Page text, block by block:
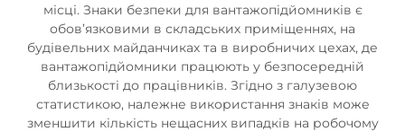
місці. Знаки безпеки для вантажопідйомників є
обов’язковими в складських приміщеннях, на
будівельних майданчиках та в виробничих цехах, де
вантажопідйомники працюють у безпосередній
близькості до працівників. Згідно з галузевою
статистикою, належне використання знаків може
зменшити кількість нещасних випадків на робочому